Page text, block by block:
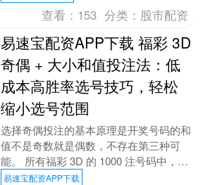
查看： 153 分类： 股市配资
易速宝配资APP下载 福彩 3D
奇偶 + 大小和值投注法：低
成本高胜率选号技巧，轻松
缩小选号范围
选择奇偶投注的基本原理是开奖号码的和
值不是奇数就是偶数，不存在第三种可
能。 所有福彩 3D 的 1000 注号码中，豹
子号（000、111、222、333、44....
易速宝配资APP下载